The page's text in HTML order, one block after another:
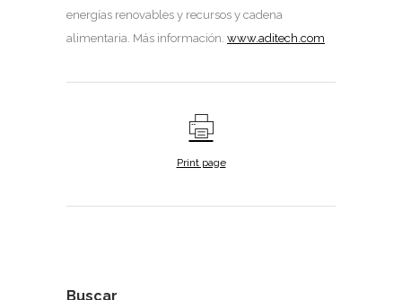
energías renovables y recursos y cadena
alimentaria. Más información. www.aditech.com
Print page
Buscar